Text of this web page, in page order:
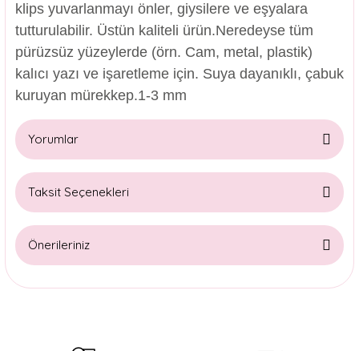
klips yuvarlanmayı önler, giysilere ve eşyalara
tutturulabilir. Üstün kaliteli ürün.Neredeyse tüm
pürüzsüz yüzeylerde (örn. Cam, metal, plastik)
kalıcı yazı ve işaretleme için. Suya dayanıklı, çabuk
kuruyan mürekkep.1-3 mm
Yorumlar
Taksit Seçenekleri
Önerileriniz
Bu ürünün fiyat bilgisi, resim, ürün açıklamalarında ve diğer